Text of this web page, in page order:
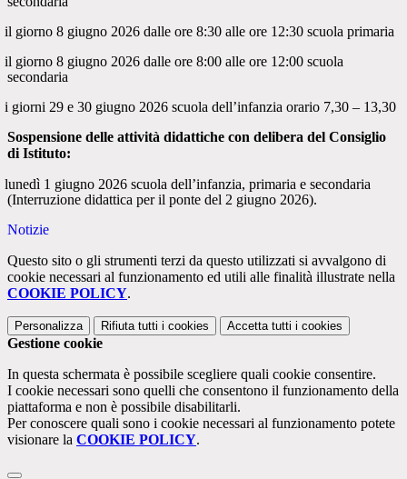
il giorno 8 giugno 2026 dalle ore 8:30 alle ore 12:30 scuola primaria
il giorno 8 giugno 2026 dalle ore 8:00 alle ore 12:00 scuola
secondaria
i giorni 29 e 30 giugno 2026 scuola dell’infanzia orario 7,30 – 13,30
Sospensione delle attività didattiche con delibera del Consiglio
di Istituto:
lunedì 1 giugno 2026 scuola dell’infanzia, primaria e secondaria
(Interruzione didattica per il ponte del 2 giugno 2026).
Notizie
Questo sito o gli strumenti terzi da questo utilizzati si avvalgono di
cookie necessari al funzionamento ed utili alle finalità illustrate nella
COOKIE POLICY.
Personalizza Rifiuta tutti i cookies Accetta tutti i cookies
Gestione cookie
In questa schermata è possibile scegliere quali cookie consentire.
I cookie necessari sono quelli che consentono il funzionamento della
piattaforma e non è possibile disabilitarli.
Per conoscere quali sono i cookie necessari al funzionamento potete
visionare la COOKIE POLICY.